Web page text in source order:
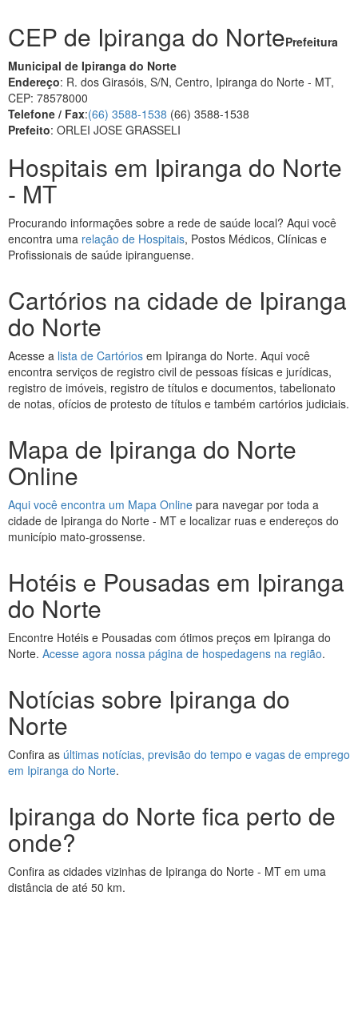
CEP de Ipiranga do NortePrefeitura
Municipal de Ipiranga do Norte
Endereço: R. dos Girasóis, S/N, Centro, Ipiranga do Norte - MT,
CEP: 78578000
Telefone / Fax:(66) 3588-1538 (66) 3588-1538
Prefeito: ORLEI JOSE GRASSELI
Hospitais em Ipiranga do Norte
- MT
Procurando informações sobre a rede de saúde local? Aqui você
encontra uma relação de Hospitais, Postos Médicos, Clínicas e
Profissionais de saúde ipiranguense.
Cartórios na cidade de Ipiranga
do Norte
Acesse a lista de Cartórios em Ipiranga do Norte. Aqui você
encontra serviços de registro civil de pessoas físicas e jurídicas,
registro de imóveis, registro de títulos e documentos, tabelionato
de notas, ofícios de protesto de títulos e também cartórios judiciais.
Mapa de Ipiranga do Norte
Online
Aqui você encontra um Mapa Online para navegar por toda a
cidade de Ipiranga do Norte - MT e localizar ruas e endereços do
município mato-grossense.
Hotéis e Pousadas em Ipiranga
do Norte
Encontre Hotéis e Pousadas com ótimos preços em Ipiranga do
Norte. Acesse agora nossa página de hospedagens na região.
Notícias sobre Ipiranga do
Norte
Confira as últimas notícias, previsão do tempo e vagas de emprego
em Ipiranga do Norte.
Ipiranga do Norte fica perto de
onde?
Confira as cidades vizinhas de Ipiranga do Norte - MT em uma
distância de até 50 km.